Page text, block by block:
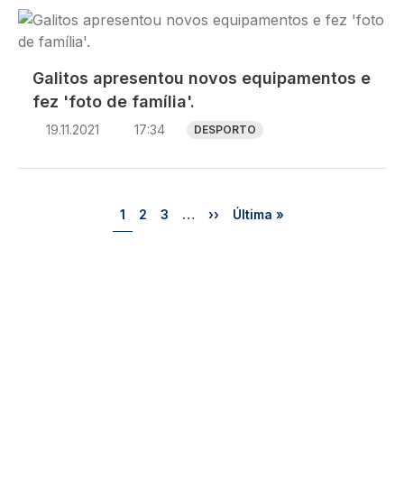
Imagem
Galitos apresentou novos equipamentos e
fez 'foto de família'.
19.11.2021 17:34 DESPORTO
Página
1 Página
2 Página
3 … Próxima página
›› Última página
Última »